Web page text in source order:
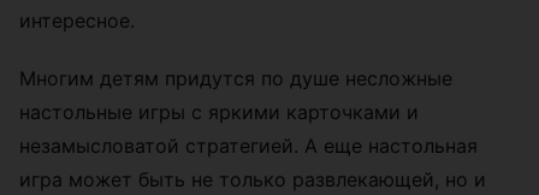
интересное.
Многим детям придутся по душе несложные
настольные игры с яркими карточками и
незамысловатой стратегией. А еще настольная
игра может быть не только развлекающей, но и